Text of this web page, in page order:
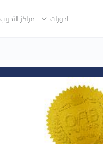
الدورات مراكز التدريب